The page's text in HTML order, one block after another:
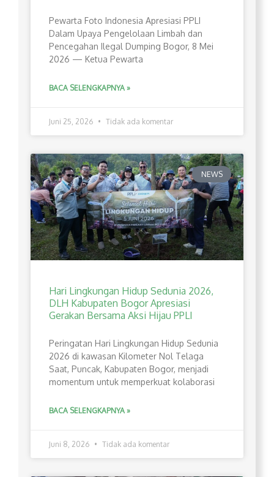
Pewarta Foto Indonesia Apresiasi PPLI
Dalam Upaya Pengelolaan Limbah dan
Pencegahan Ilegal Dumping Bogor, 8 Mei
2026 — Ketua Pewarta
BACA SELENGKAPNYA »
Juni 25, 2026 Tidak ada komentar
NEWS
Hari Lingkungan Hidup Sedunia 2026,
DLH Kabupaten Bogor Apresiasi
Gerakan Bersama Aksi Hijau PPLI
Peringatan Hari Lingkungan Hidup Sedunia
2026 di kawasan Kilometer Nol Telaga
Saat, Puncak, Kabupaten Bogor, menjadi
momentum untuk memperkuat kolaborasi
BACA SELENGKAPNYA »
Juni 8, 2026 Tidak ada komentar